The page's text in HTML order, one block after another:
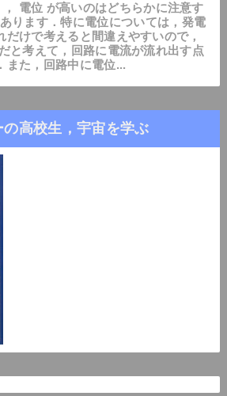
電位 が高いのはどちらかに注意す
ります．特に電位については，発電
けで考えると間違えやすいので，
と考えて，回路に電流が流れ出す点
また，回路中に電位...
高校生，宇宙を学ぶ